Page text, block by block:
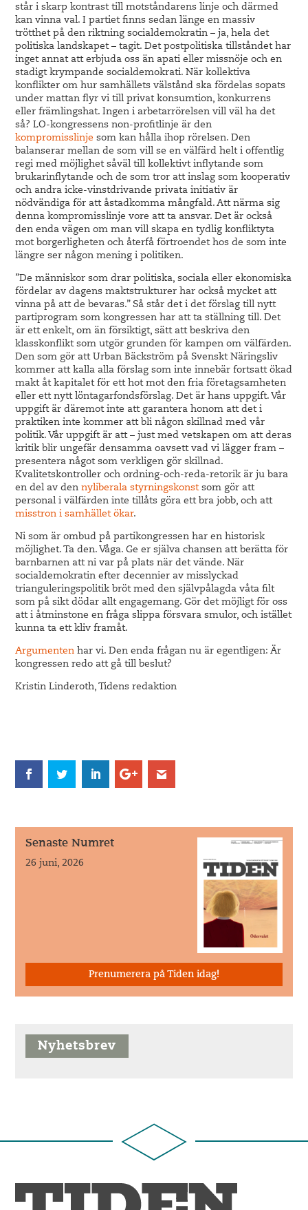
står i skarp kontrast till motståndarens linje och därmed
kan vinna val. I partiet finns sedan länge en massiv
trötthet på den riktning socialdemokratin – ja, hela det
politiska landskapet – tagit. Det postpolitiska tillståndet har
inget annat att erbjuda oss än apati eller missnöje och en
stadigt krympande socialdemokrati. När kollektiva
konflikter om hur samhällets välstånd ska fördelas sopats
under mattan flyr vi till privat konsumtion, konkurrens
eller främlingshat. Ingen i arbetarrörelsen vill väl ha det
så? LO-kongressens non-profitlinje är den
kompromisslinje som kan hålla ihop rörelsen. Den
balanserar mellan de som vill se en välfärd helt i offentlig
regi med möjlighet såväl till kollektivt inflytande som
brukarinflytande och de som tror att inslag som kooperativ
och andra icke-vinstdrivande privata initiativ är
nödvändiga för att åstadkomma mångfald. Att närma sig
denna kompromisslinje vore att ta ansvar. Det är också
den enda vägen om man vill skapa en tydlig konfliktyta
mot borgerligheten och återfå förtroendet hos de som inte
längre ser någon mening i politiken.
”De människor som drar politiska, sociala eller ekonomiska
fördelar av dagens maktstrukturer har också mycket att
vinna på att de bevaras.” Så står det i det förslag till nytt
partiprogram som kongressen har att ta ställning till. Det
är ett enkelt, om än försiktigt, sätt att beskriva den
klasskonflikt som utgör grunden för kampen om välfärden.
Den som gör att Urban Bäckström på Svenskt Näringsliv
kommer att kalla alla förslag som inte innebär fortsatt ökad
makt åt kapitalet för ett hot mot den fria företagsamheten
eller ett nytt löntagarfondsförslag. Det är hans uppgift. Vår
uppgift är däremot inte att garantera honom att det i
praktiken inte kommer att bli någon skillnad med vår
politik. Vår uppgift är att – just med vetskapen om att deras
kritik blir ungefär densamma oavsett vad vi lägger fram –
presentera något som verkligen gör skillnad.
Kvalitetskontroller och ordning-och-reda-retorik är ju bara
en del av dennyliberala styrningskonstsom gör att
personal i välfärden inte tillåts göra ett bra jobb, och att
misstron i samhället ökar.
Ni som är ombud på partikongressen har en historisk
möjlighet. Ta den. Våga. Ge er själva chansen att berätta för
barnbarnen att ni var på plats när det vände. När
socialdemokratin efter decennier av misslyckad
trianguleringspolitik bröt med den självpålagda våta filt
som på sikt dödar allt engagemang. Gör det möjligt för oss
att i åtminstone en fråga slippa försvara smulor, och istället
kunna ta ett kliv framåt.
Argumenten har vi. Den enda frågan nu är egentligen: Är
kongressen redo att gå till beslut?
Kristin Linderoth, Tidens redaktion
Senaste Numret
26 juni, 2026
Prenumerera på Tiden idag!
Nyhetsbrev